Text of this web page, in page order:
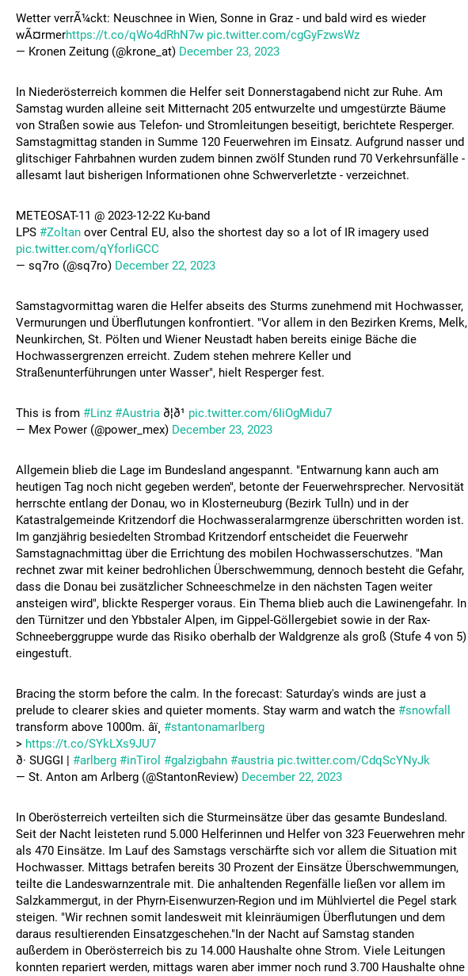
Wetter verrÃ¼ckt: Neuschnee in Wien, Sonne in Graz - und bald wird es wieder
wÃ¤rmerhttps://t.co/qWo4dRhN7w pic.twitter.com/cgGyFzwsWz
— Kronen Zeitung (@krone_at) December 23, 2023
In Niederösterreich kommen die Helfer seit Donnerstagabend nicht zur Ruhe. Am
Samstag wurden alleine seit Mitternacht 205 entwurzelte und umgestürzte Bäume
von Straßen sowie aus Telefon- und Stromleitungen beseitigt, berichtete Resperger.
Samstagmittag standen in Summe 120 Feuerwehren im Einsatz. Aufgrund nasser und
glitschiger Fahrbahnen wurden zudem binnen zwölf Stunden rund 70 Verkehrsunfälle -
allesamt laut bisherigen Informationen ohne Schwerverletzte - verzeichnet.
METEOSAT-11 @ 2023-12-22 Ku-band
LPS #Zoltan over Central EU, also the shortest day so a lot of IR imagery used
pic.twitter.com/qYforliGCC
— sq7ro (@sq7ro) December 22, 2023
Samstagvormittag waren die Helfer abseits des Sturms zunehmend mit Hochwasser,
Vermurungen und Überflutungen konfrontiert. "Vor allem in den Bezirken Krems, Melk,
Neunkirchen, St. Pölten und Wiener Neustadt haben bereits einige Bäche die
Hochwassergrenzen erreicht. Zudem stehen mehrere Keller und
Straßenunterführungen unter Wasser", hielt Resperger fest.
This is from #Linz #Austria ð¦ð¹ pic.twitter.com/6IiOgMidu7
— Mex Power (@power_mex) December 23, 2023
Allgemein blieb die Lage im Bundesland angespannt. "Entwarnung kann auch am
heutigen Tag noch nicht gegeben werden", betonte der Feuerwehrsprecher. Nervosität
herrschte entlang der Donau, wo in Klosterneuburg (Bezirk Tulln) und in der
Katastralgemeinde Kritzendorf die Hochwasseralarmgrenze überschritten worden ist.
Im ganzjährig besiedelten Strombad Kritzendorf entscheidet die Feuerwehr
Samstagnachmittag über die Errichtung des mobilen Hochwasserschutzes. "Man
rechnet zwar mit keiner bedrohlichen Überschwemmung, dennoch besteht die Gefahr,
dass die Donau bei zusätzlicher Schneeschmelze in den nächsten Tagen weiter
ansteigen wird", blickte Resperger voraus. Ein Thema blieb auch die Lawinengefahr. In
den Türnitzer und den Ybbstaler Alpen, im Gippel-Göllergebiet sowie in der Rax-
Schneeberggruppe wurde das Risiko oberhalb der Waldgrenze als groß (Stufe 4 von 5)
eingestuft.
Bracing the storm before the calm. In the forecast: Saturday's winds are just a
prelude to clearer skies and quieter moments. Stay warm and watch the #snowfall
transform above 1000m. âï¸ #stantonamarlberg
> https://t.co/SYkLXs9JU7
ð· SUGGI | #arlberg #inTirol #galzigbahn #austria pic.twitter.com/CdqScYNyJk
— St. Anton am Arlberg (@StantonReview) December 22, 2023
In Oberösterreich verteilten sich die Sturmeinsätze über das gesamte Bundesland.
Seit der Nacht leisteten rund 5.000 Helferinnen und Helfer von 323 Feuerwehren mehr
als 470 Einsätze. Im Lauf des Samstags verschärfte sich vor allem die Situation mit
Hochwasser. Mittags betrafen bereits 30 Prozent der Einsätze Überschwemmungen,
teilte die Landeswarnzentrale mit. Die anhaltenden Regenfälle ließen vor allem im
Salzkammergut, in der Phyrn-Eisenwurzen-Region und im Mühlviertel die Pegel stark
steigen. "Wir rechnen somit landesweit mit kleinräumigen Überflutungen und dem
daraus resultierenden Einsatzgeschehen."In der Nacht auf Samstag standen
außerdem in Oberösterreich bis zu 14.000 Haushalte ohne Strom. Viele Leitungen
konnten repariert werden, mittags waren aber immer noch rund 3.700 Haushalte ohne